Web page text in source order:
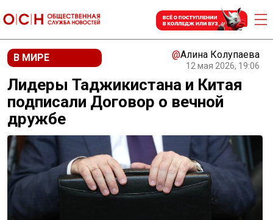
В МИРЕ @Алина Колупаева
12 мая 2026, 19:06
Лидеры Таджикистана и Китая
подписали Договор о вечной
дружбе